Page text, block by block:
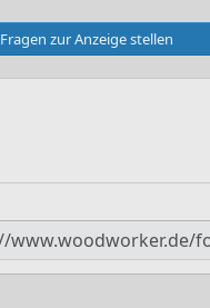
Fragen zur Anzeige stellen